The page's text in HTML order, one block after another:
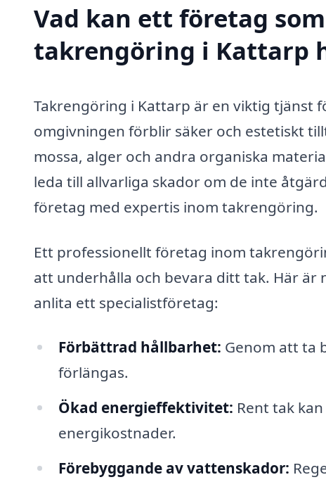
Vad kan ett företag
takrengöring i Kattarp
Takrengöring i Kattarp är en viktig tjänst
omgivningen förblir säker och estetiskt
mossa, alger och andra organiska
leda till allvarliga skador om de inte
företag med expertis inom takrengöring.
Ett professionellt företag inom
att underhålla och bevara ditt tak. Här
anlita ett specialistföretag:
Förbättrad hållbarhet: Genom att ta
förlängas.
Ökad energieffektivitet: Rent tak
energikostnader.
Förebyggande av vattenskador: